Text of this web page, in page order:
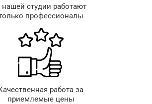
нашей студии работают
профессионалы
работа за
приемлемые цены